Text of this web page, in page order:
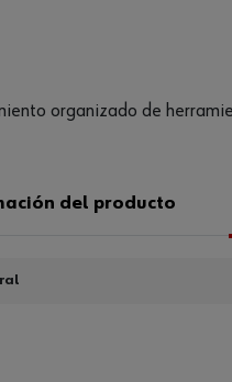
organizado de
del producto